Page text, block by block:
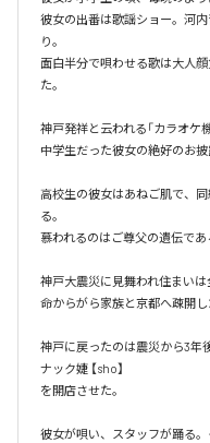
彼女の出番は歌謡ショー。河
り。
面白半分で唄わせる歌は大人
た。
神戸発祥と云われる「カラオケ
中学生だった彼女の絶好のお披
高校生の彼女はあねご肌で、
る。
慕われるのはご尊父の遺伝であ
神戸大震災に見舞われ住まいは
命からがら家族と京都へ疎開し
神戸に戻ったのは震災から3年
ナック婕 【sho】
を開店させた。
彼女が唄い、スタッフが踊る